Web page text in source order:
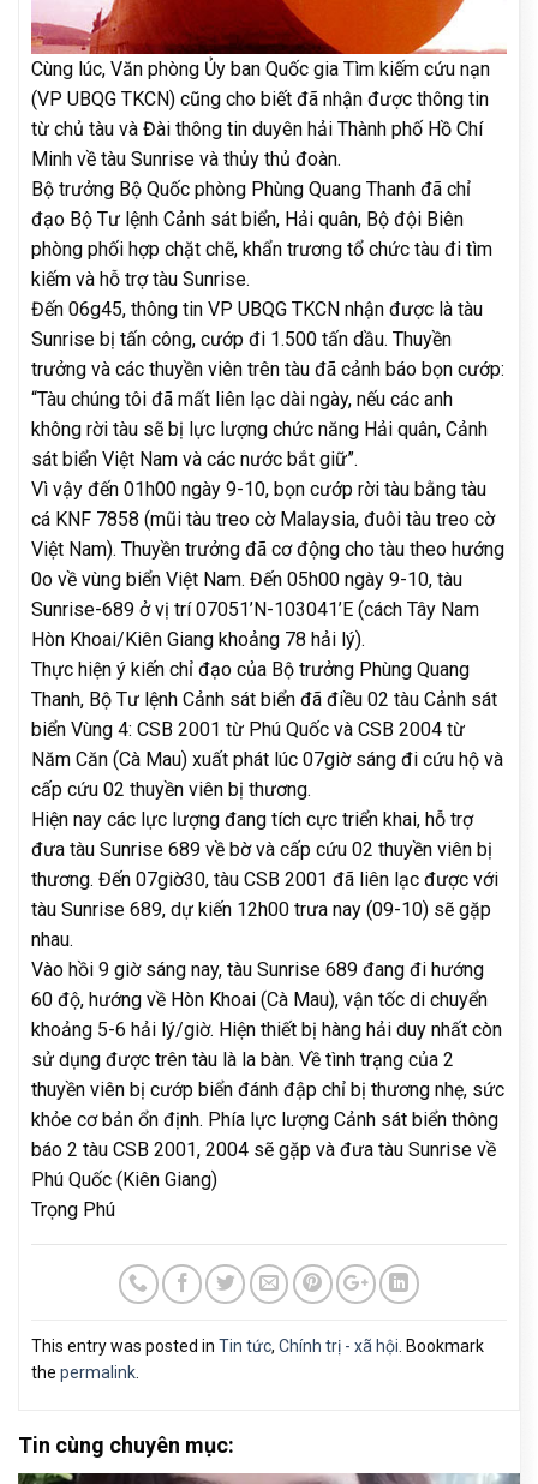
Cùng lúc, Văn phòng Ủy ban Quốc gia Tìm kiếm cứu nạn
(VP UBQG TKCN) cũng cho biết đã nhận được thông tin
từ chủ tàu và Đài thông tin duyên hải Thành phố Hồ Chí
Minh về tàu Sunrise và thủy thủ đoàn.
Bộ trưởng Bộ Quốc phòng Phùng Quang Thanh đã chỉ
đạo Bộ Tư lệnh Cảnh sát biển, Hải quân, Bộ đội Biên
phòng phối hợp chặt chẽ, khẩn trương tổ chức tàu đi tìm
kiếm và hỗ trợ tàu Sunrise.
Đến 06g45, thông tin VP UBQG TKCN nhận được là tàu
Sunrise bị tấn công, cướp đi 1.500 tấn dầu. Thuyền
trưởng và các thuyền viên trên tàu đã cảnh báo bọn cướp:
“Tàu chúng tôi đã mất liên lạc dài ngày, nếu các anh
không rời tàu sẽ bị lực lượng chức năng Hải quân, Cảnh
sát biển Việt Nam và các nước bắt giữ”.
Vì vậy đến 01h00 ngày 9-10, bọn cướp rời tàu bằng tàu
cá KNF 7858 (mũi tàu treo cờ Malaysia, đuôi tàu treo cờ
Việt Nam). Thuyền trưởng đã cơ động cho tàu theo hướng
0o về vùng biển Việt Nam. Đến 05h00 ngày 9-10, tàu
Sunrise-689 ở vị trí 07051’N-103041’E (cách Tây Nam
Hòn Khoai/Kiên Giang khoảng 78 hải lý).
Thực hiện ý kiến chỉ đạo của Bộ trưởng Phùng Quang
Thanh, Bộ Tư lệnh Cảnh sát biển đã điều 02 tàu Cảnh sát
biển Vùng 4: CSB 2001 từ Phú Quốc và CSB 2004 từ
Năm Căn (Cà Mau) xuất phát lúc 07giờ sáng đi cứu hộ và
cấp cứu 02 thuyền viên bị thương.
Hiện nay các lực lượng đang tích cực triển khai, hỗ trợ
đưa tàu Sunrise 689 về bờ và cấp cứu 02 thuyền viên bị
thương. Đến 07giờ30, tàu CSB 2001 đã liên lạc được với
tàu Sunrise 689, dự kiến 12h00 trưa nay (09-10) sẽ gặp
nhau.
Vào hồi 9 giờ sáng nay, tàu Sunrise 689 đang đi hướng
60 độ, hướng về Hòn Khoai (Cà Mau), vận tốc di chuyển
khoảng 5-6 hải lý/giờ. Hiện thiết bị hàng hải duy nhất còn
sử dụng được trên tàu là la bàn. Về tình trạng của 2
thuyền viên bị cướp biển đánh đập chỉ bị thương nhẹ, sức
khỏe cơ bản ổn định. Phía lực lượng Cảnh sát biển thông
báo 2 tàu CSB 2001, 2004 sẽ gặp và đưa tàu Sunrise về
Phú Quốc (Kiên Giang)
Trọng Phú
This entry was posted in Tin tức, Chính trị - xã hội. Bookmark
the permalink.
Tin cùng chuyên mục: